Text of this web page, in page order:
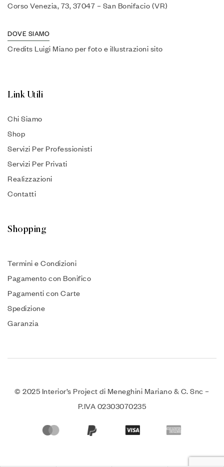
Corso Venezia, 73, 37047 – San Bonifacio (VR)
DOVE SIAMO
Credits Luigi Miano per foto e illustrazioni sito
Link Utili
Chi Siamo
Shop
Servizi Per Professionisti
Servizi Per Privati
Realizzazioni
Contatti
Shopping
Termini e Condizioni
Pagamento con Bonifico
Pagamenti con Carte
Spedizione
Garanzia
© 2025 Interior’s Project di Meneghini Mariano & C. Snc –
P.IVA 02303070235